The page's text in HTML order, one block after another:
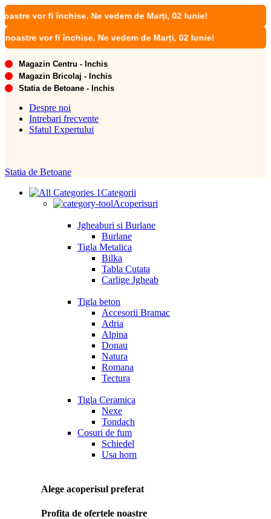
fi închise. Ne vedem de Marți, 02 Iunie!
vor fi închise. Ne vedem de Marți, 02 Iunie!
Magazin Centru - Inchis
Magazin Bricolaj - Inchis
Statia de Betoane - Inchis
Despre noi
Intrebari frecvente
Sfatul Expertului
Statia de Betoane
Categorii
Acoperisuri
Jgheaburi si Burlane
Burlane
Tigla Metalica
Bilka
Tabla Cutata
Carlige Jgheab
Tigla beton
Accesorii Bramac
Adria
Alpina
Donau
Natura
Romana
Tectura
Tigla Ceramica
Nexe
Tondach
Cosuri de fum
Schiedel
Usa horn
Alege acoperisul preferat
Profita de ofertele noastre